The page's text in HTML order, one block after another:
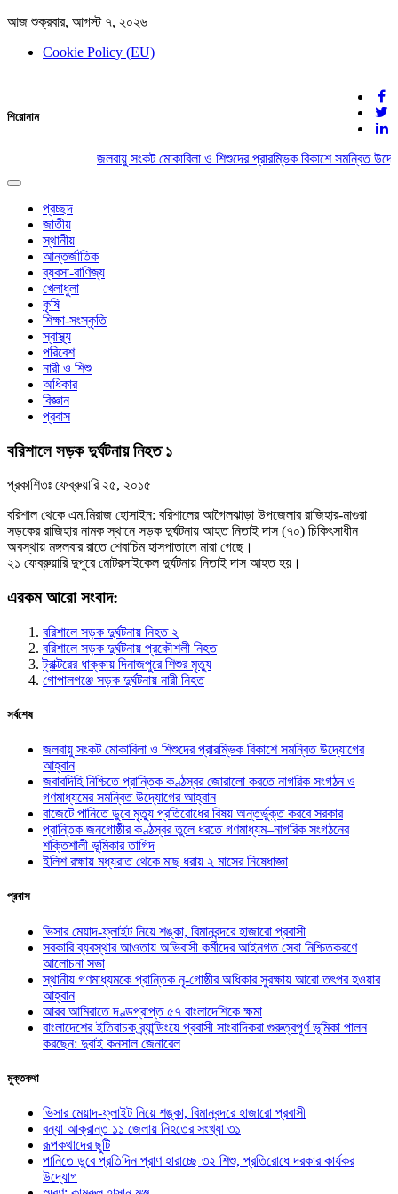
আজ শুক্রবার, আগস্ট ৭, ২০২৬
Cookie Policy (EU)
দেশের খবর
যুক্ত থাকুন দেশের সঙ্গে
শিরোনাম
জলবায়ু সংকট মোকাবিলা ও শিশুদের প্রারম্ভিক বিকাশে সমন্বিত
Toggle
navigation
প্রচ্ছদ
জাতীয়
স্থানীয়
আন্তর্জাতিক
ব্যবসা-বাণিজ্য
খেলাধুলা
কৃষি
শিক্ষা-সংস্কৃতি
স্বাস্থ্য
পরিবেশ
নারী ও শিশু
অধিকার
বিজ্ঞান
প্রবাস
বরিশালে সড়ক দুর্ঘটনায় নিহত ১
প্রকাশিতঃ ফেব্রুয়ারি ২৫, ২০১৫
বরিশাল থেকে এম.মিরাজ হোসাইন: বরিশালের আগৈলঝাড়া উপজেলার রাজিহার-মাগুরা
সড়কের রাজিহার নামক স্থানে সড়ক দুর্ঘটনায় আহত নিতাই দাস (৭০) চিকিৎসাধীন
অবস্থায় মঙ্গলবার রাতে শেবাচিম হাসপাতালে মারা গেছে।
২১ ফেব্রুয়ারি দুপুরে মোটরসাইকেল দুর্ঘটনায় নিতাই দাস আহত হয়।
এরকম আরো সংবাদ:
বরিশালে সড়ক দুর্ঘটনায় নিহত ২
বরিশালে সড়ক দুর্ঘটনায় প্রকৌশলী নিহত
ট্রাক্টরের ধাক্কায় দিনাজপুরে শিশুর মৃত্যু
গোপালগঞ্জে সড়ক দুর্ঘটনায় নারী নিহত
সর্বশেষ
জলবায়ু সংকট মোকাবিলা ও শিশুদের প্রারম্ভিক বিকাশে সমন্বিত উদ্যোগের
আহ্বান
জবাবদিহি নিশ্চিতে প্রান্তিক কণ্ঠস্বর জোরালো করতে নাগরিক সংগঠন ও
গণমাধ্যমের সমন্বিত উদ্যোগের আহ্বান
বাজেটে পানিতে ডুবে মৃত্যু প্রতিরোধের বিষয় অন্তর্ভুক্ত করবে সরকার
প্রান্তিক জনগোষ্ঠীর কণ্ঠস্বর তুলে ধরতে গণমাধ্যম–নাগরিক সংগঠনের
শক্তিশালী ভূমিকার তাগিদ
ইলিশ রক্ষায় মধ্যরাত থেকে মাছ ধরায় ২ মাসের নিষেধাজ্ঞা
প্রবাস
ভিসার মেয়াদ-ফ্লাইট নিয়ে শঙ্কা, বিমানবন্দরে হাজারো প্রবাসী
সরকারি ব্যবস্থার আওতায় অভিবাসী কর্মীদের আইনগত সেবা নিশ্চিতকরণে
আলোচনা সভা
স্থানীয় গণমাধ্যমকে প্রান্তিক নৃ-গোষ্ঠীর অধিকার সুরক্ষায় আরো তৎপর হওয়ার
আহ্বান
আরব আমিরাতে দণ্ডপ্রাপ্ত ৫৭ বাংলাদেশিকে ক্ষমা
বাংলাদেশের ইতিবাচক ব্র্যান্ডিংয়ে প্রবাসী সাংবাদিকরা গুরুত্বপূর্ণ ভূমিকা পালন
করছেন: দুবাই কনসাল জেনারেল
মুক্তকথা
ভিসার মেয়াদ-ফ্লাইট নিয়ে শঙ্কা, বিমানবন্দরে হাজারো প্রবাসী
বন্যা আক্রান্ত ১১ জেলায় নিহতের সংখ্যা ৩১
রূপকথাদের ছুটি
পানিতে ডুবে প্রতিদিন প্রাণ হারাচ্ছে ৩২ শিশু, প্রতিরোধে দরকার কার্যকর
উদ্যোগ